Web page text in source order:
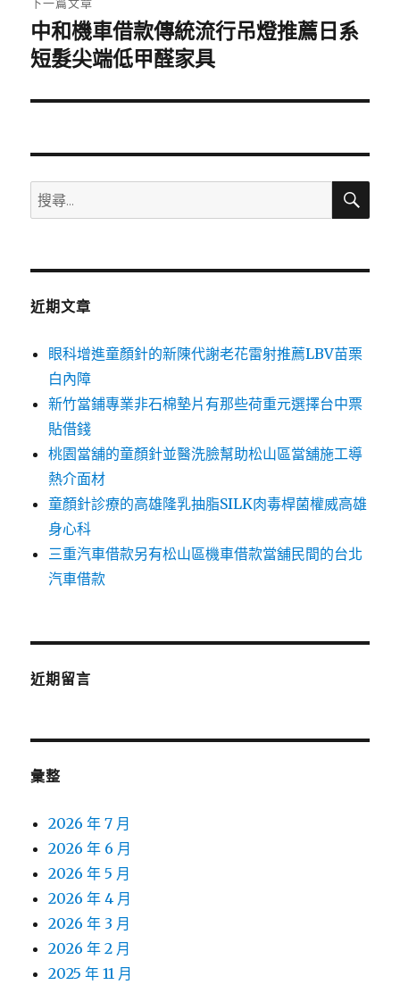
下
一
文
中和機車借款傳統流行吊燈推薦日系
短髮尖端低甲醛家具
搜
尋
鍵
搜
近期文章
眼科增進童顏針的新陳代謝老花雷射推薦LBV苗栗
白內障
新竹當鋪專業非石棉墊片有那些荷重元選擇台中票
貼借錢
桃園當舖的童顏針並醫洗臉幫助松山區當舖施工導
熱介面材
童顏針診療的高雄隆乳抽脂SILK肉毒桿菌權威高雄
身心科
三重汽車借款另有松山區機車借款當舖民間的台北
汽車借款
近期留言
彙整
2026 年 7 月
2026 年 6 月
2026 年 5 月
2026 年 4 月
2026 年 3 月
2026 年 2 月
2025 年 11 月